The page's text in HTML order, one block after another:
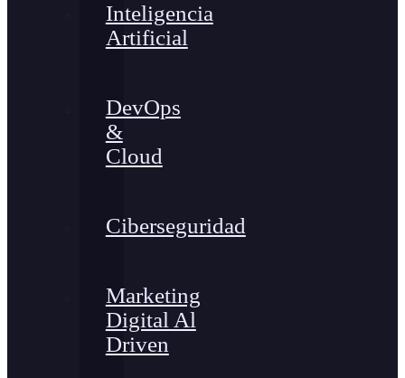
Inteligencia
Artificial
DevOps
&
Cloud
Ciberseguridad
Marketing
Digital Al
Driven